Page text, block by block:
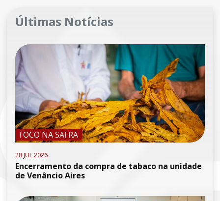
Últimas Notícias
FOCO NA SAFRA
28 JUL 2026
Encerramento da compra de tabaco na unidade
de Venâncio Aires